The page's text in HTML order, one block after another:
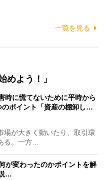
一覧を見る
めよう！」
時に慌てないために平時から
のポイント「資産の棚卸し…
が大きく動いたり、取引環
る。一方…
が変わったのかポイントを解
…